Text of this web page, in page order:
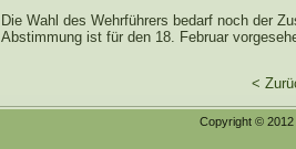
Die Wahl des Wehrführers bedarf noch der
Abstimmung ist für den 18. Februar
<
Copyright ©